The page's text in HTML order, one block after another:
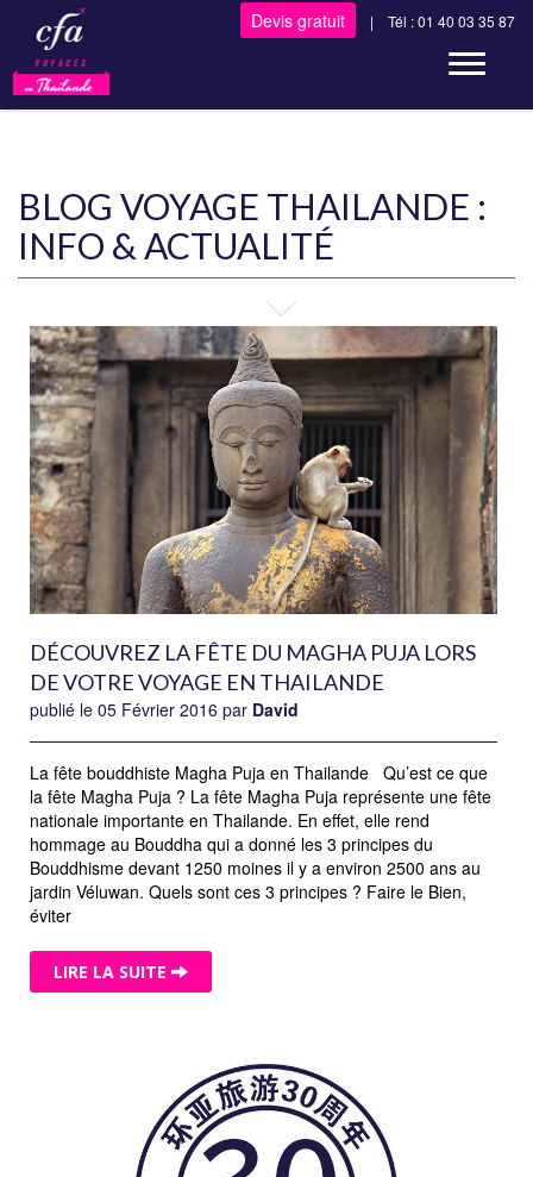
Devis gratuit | Tél : 01 40 03 35 87
Toggle
BLOG VOYAGE THAILANDE :
INFO & ACTUALITÉ
DÉCOUVREZ LA FÊTE DU MAGHA PUJA LORS
DE VOTRE VOYAGE EN THAILANDE
publié le 05 Février 2016 par David
La fête bouddhiste Magha Puja en Thailande Qu’est ce que
la fête Magha Puja ? La fête Magha Puja représente une fête
nationale importante en Thailande. En effet, elle rend
hommage au Bouddha qui a donné les 3 principes du
Bouddhisme devant 1250 moines il y a environ 2500 ans au
jardin Véluwan. Quels sont ces 3 principes ? Faire le Bien,
éviter
LIRE LA SUITE